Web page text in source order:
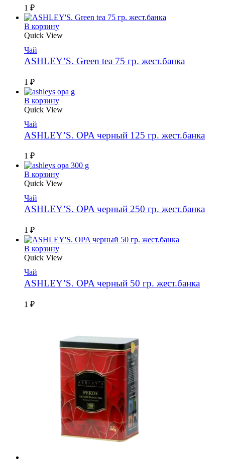
1 ₽
В корзину
Quick View
Чай
ASHLEY’S. Green tea 75 гр. жест.банка
1 ₽
В корзину
Quick View
Чай
ASHLEY’S. OPA черный 125 гр. жест.банка
1 ₽
В корзину
Quick View
Чай
ASHLEY’S. OPA черный 250 гр. жест.банка
1 ₽
В корзину
Quick View
Чай
ASHLEY’S. OPA черный 50 гр. жест.банка
1 ₽